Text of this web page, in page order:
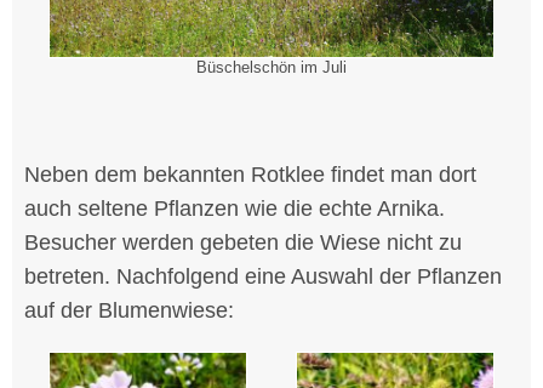
Büschelschön im Juli
Neben dem bekannten Rotklee findet man dort
auch seltene Pflanzen wie die echte Arnika.
Besucher werden gebeten die Wiese nicht zu
betreten. Nachfolgend eine Auswahl der Pflanzen
auf der Blumenwiese: